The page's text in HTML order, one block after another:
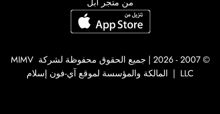
© 2007 - 2026 | جميع الحقوق محفوظة لشركة
MIMV
LLC | المالكة والمؤسسة لموقع آي-فون إسلام